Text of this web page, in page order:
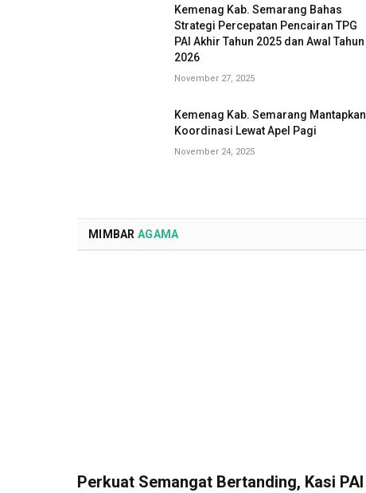
Kemenag Kab. Semarang Bahas
Strategi Percepatan Pencairan TPG
PAI Akhir Tahun 2025 dan Awal Tahun
2026
November 27, 2025
Kemenag Kab. Semarang Mantapkan
Koordinasi Lewat Apel Pagi
November 24, 2025
MIMBAR AGAMA
Perkuat Semangat Bertanding, Kasi PAI